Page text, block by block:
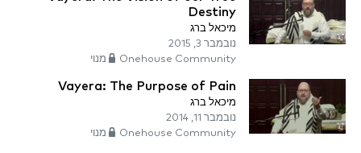
Destiny
מיכאל ברג
נובמבר 3, 2015
Onehouse Community מנוי
Vayera: The Purpose of Pain
מיכאל ברג
נובמבר 11, 2014
Onehouse Community מנוי